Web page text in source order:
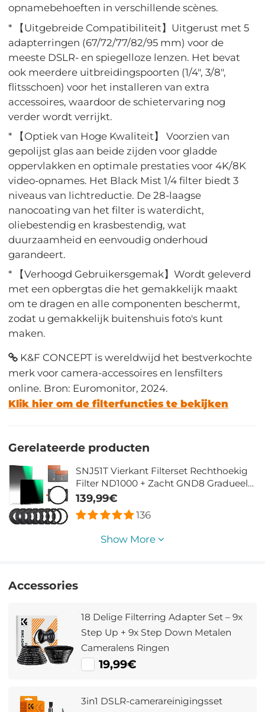
opnamebehoeften in verschillende scènes.
* 【Uitgebreide Compatibiliteit】Uitgerust met 5
adapterringen (67/72/77/82/95 mm) voor de
meeste DSLR- en spiegelloze lenzen. Het bevat
ook meerdere uitbreidingspoorten (1/4", 3/8",
flitsschoen) voor het installeren van extra
accessoires, waardoor de schietervaring nog
verder wordt verrijkt.
* 【Optiek van Hoge Kwaliteit】 Voorzien van
gepolijst glas aan beide zijden voor gladde
oppervlakken en optimale prestaties voor 4K/8K
video-opnames. Het Black Mist 1/4 filter biedt 3
niveaus van lichtreductie. De 28-laagse
nanocoating van het filter is waterdicht,
oliebestendig en krasbestendig, wat
duurzaamheid en eenvoudig onderhoud
garandeert.
* 【Verhoogd Gebruikersgemak】Wordt geleverd
met een opbergtas die het gemakkelijk maakt
om te dragen en alle componenten beschermt,
zodat u gemakkelijk buitenshuis foto's kunt
maken.
K&F CONCEPT is wereldwijd het bestverkochte
merk voor camera-accessoires en lensfilters
online. Bron: Euromonitor, 2024.
Klik hier om de filterfuncties te bekijken
Gerelateerde producten
SNJ51T Vierkant Filterset Rechthoekig
Filter ND1000 + Zacht GND8 Gradueel
Filter + Metalen Filter Houder Kit Nano
Xcel Serie
139,99€
136
Show More
Accessories
18 Delige Filterring Adapter Set – 9x
Step Up + 9x Step Down Metalen
Cameralens Ringen
19,99€
3in1 DSLR-camerareinigingsset